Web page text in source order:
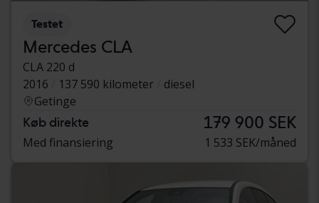
Testet
Mercedes CLA
CLA 220 d
2016
137 590 kilometer
diesel
Getinge
Køb direkte 179 900 SEK
Med finansiering 1 533 SEK/måned